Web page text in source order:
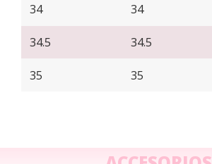
34 34
34.5 34.5
35 35